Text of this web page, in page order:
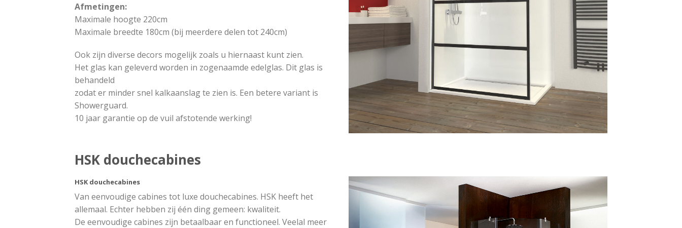
Afmetingen:
Maximale hoogte 220cm
Maximale breedte 180cm (bij meerdere delen tot 240cm)
Ook zijn diverse decors mogelijk zoals u hiernaast kunt zien.
Het glas kan geleverd worden in zogenaamde edelglas. Dit glas is
behandeld
zodat er minder snel kalkaanslag te zien is. Een betere variant is
Showerguard.
10 jaar garantie op de vuil afstotende werking!
HSK douchecabines
HSK douchecabines
Van eenvoudige cabines tot luxe douchecabines. HSK heeft het
allemaal. Echter hebben zij één ding gemeen: kwaliteit.
De eenvoudige cabines zijn betaalbaar en functioneel. Veelal meer